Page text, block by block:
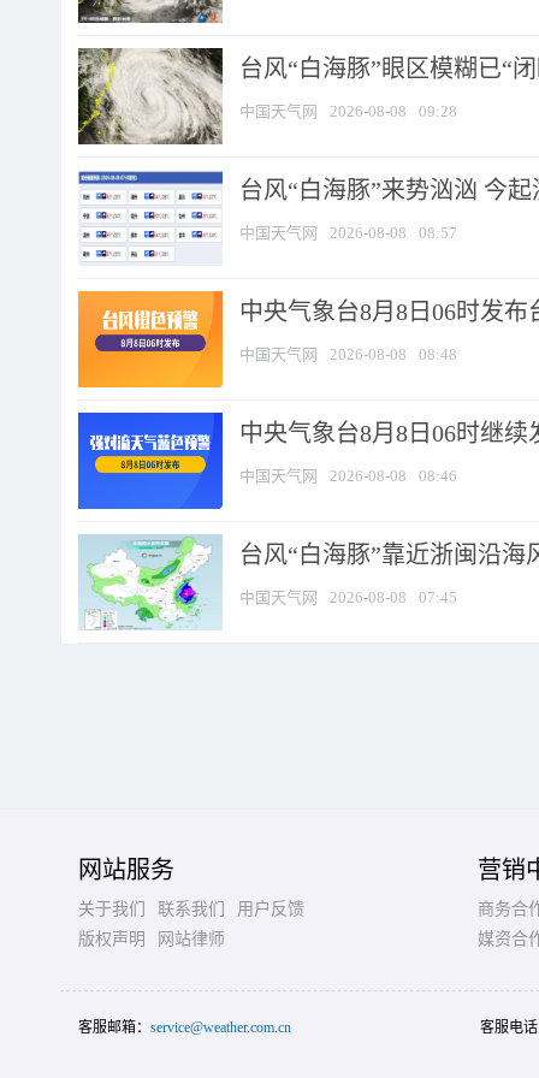
台风“白海豚”眼区模糊已“
中国天气网 2026-08-08 09:28
台风“白海豚”来势汹汹 今
中国天气网 2026-08-08 08:57
中央气象台8月8日06时发布
中国天气网 2026-08-08 08:48
中央气象台8月8日06时继
中国天气网 2026-08-08 08:46
台风“白海豚”靠近浙闽沿
中国天气网 2026-08-08 07:45
网站服务
关于我们 联系我们
用户反馈
版权声明
网站律师
营销
商务合
媒资合
客服邮箱： service@weather.com.cn 客服电